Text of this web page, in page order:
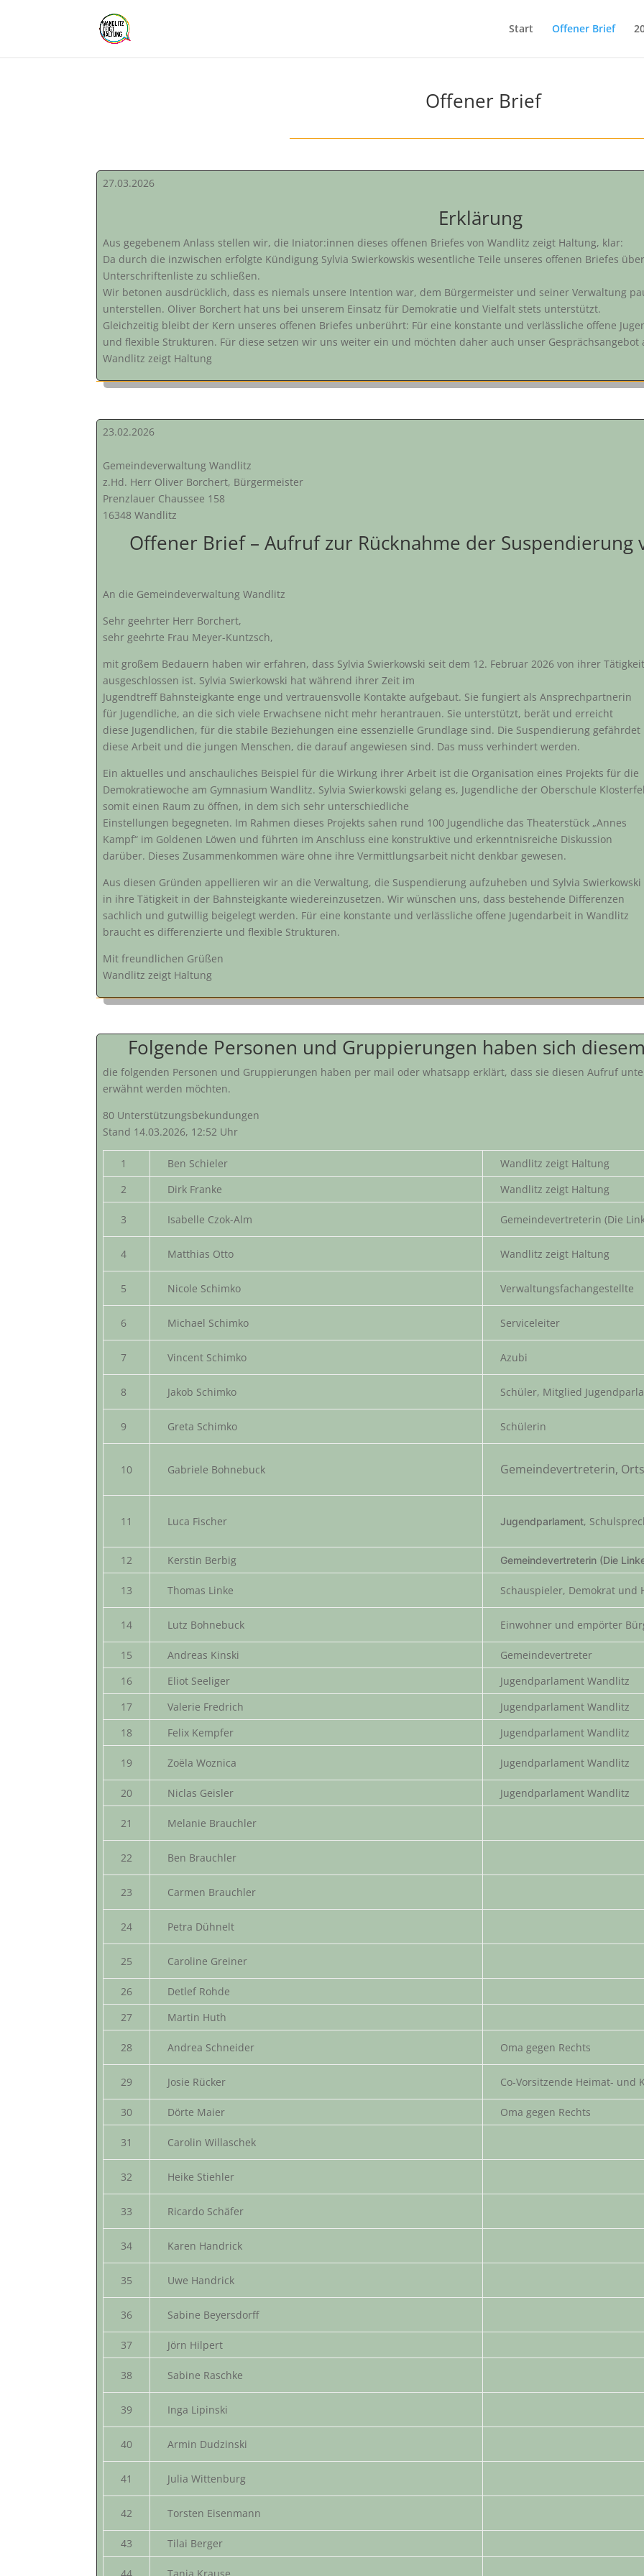
Start Offener Brief
Offener Brief
27.03.2026
Erklärung
Aus gegebenem Anlass stellen wir, die Iniator:innen dieses offenen Briefes von Wandlitz zeigt Haltung, klar:
Da durch die inzwischen erfolgte Kündigung Sylvia Swierkowskis wesentliche Teile unseres offenen Briefes
Unterschriftenliste zu schließen.
Wir betonen ausdrücklich, dass es niemals unsere Intention war, dem Bürgermeister und seiner Verwaltung
unterstellen. Oliver Borchert hat uns bei unserem Einsatz für Demokratie und Vielfalt stets unterstützt.
Gleichzeitig bleibt der Kern unseres offenen Briefes unberührt: Für eine konstante und verlässliche offene
und flexible Strukturen. Für diese setzen wir uns weiter ein und möchten daher auch unser
Wandlitz zeigt Haltung
23.02.2026
Gemeindeverwaltung Wandlitz
z.Hd. Herr Oliver Borchert, Bürgermeister
Prenzlauer Chaussee 158
16348 Wandlitz
Offener Brief – Aufruf zur Rücknahme der Suspendierung
An die Gemeindeverwaltung Wandlitz
Sehr geehrter Herr Borchert,
sehr geehrte Frau Meyer-Kuntzsch,
mit großem Bedauern haben wir erfahren, dass Sylvia Swierkowski seit dem 12. Februar 2026 von ihrer
ausgeschlossen ist. Sylvia Swierkowski hat während ihrer Zeit im
Jugendtreff Bahnsteigkante enge und vertrauensvolle Kontakte aufgebaut. Sie fungiert als Ansprechpartnerin
für Jugendliche, an die sich viele Erwachsene nicht mehr herantrauen. Sie unterstützt, berät und erreicht
diese Jugendlichen, für die stabile Beziehungen eine essenzielle Grundlage sind. Die Suspendierung gefährdet
diese Arbeit und die jungen Menschen, die darauf angewiesen sind. Das muss verhindert werden.
Ein aktuelles und anschauliches Beispiel für die Wirkung ihrer Arbeit ist die Organisation eines Projekts für die
Demokratiewoche am Gymnasium Wandlitz. Sylvia Swierkowski gelang es, Jugendliche der Oberschule
somit einen Raum zu öffnen, in dem sich sehr unterschiedliche
Einstellungen begegneten. Im Rahmen dieses Projekts sahen rund 100 Jugendliche das Theaterstück „Annes
Kampf“ im Goldenen Löwen und führten im Anschluss eine konstruktive und erkenntnisreiche Diskussion
darüber. Dieses Zusammenkommen wäre ohne ihre Vermittlungsarbeit nicht denkbar gewesen.
Aus diesen Gründen appellieren wir an die Verwaltung, die Suspendierung aufzuheben und Sylvia Swierkowski
in ihre Tätigkeit in der Bahnsteigkante wiedereinzusetzen. Wir wünschen uns, dass bestehende Differenzen
sachlich und gutwillig beigelegt werden. Für eine konstante und verlässliche offene Jugendarbeit in Wandlitz
braucht es differenzierte und flexible Strukturen.
Mit freundlichen Grüßen
Wandlitz zeigt Haltung
Folgende Personen und Gruppierungen haben sich
die folgenden Personen und Gruppierungen haben per mail oder whatsapp erklärt, dass sie diesen Aufruf
erwähnt werden möchten.
80 Unterstützungsbekundungen
Stand 14.03.2026, 12:52 Uhr
1 Ben Schieler
Wandlitz zeigt Haltung
2
Dirk Franke Wandlitz zeigt Haltung
3 Isabelle Czok-Alm Gemeindevertreterin (Die
4 Matthias Otto Wandlitz zeigt Haltung
5 Nicole Schimko Verwaltungsfachangestellte
6 Michael Schimko Serviceleiter
7 Vincent Schimko Azubi
8 Jakob Schimko Schüler, Mitglied
9 Greta Schimko Schülerin
10 Gabriele Bohnebuck Gemeindevertreterin,
11 Luca Fischer Jugendparlament,
12 Kerstin Berbig Gemeindevertreterin (Die
13 Thomas Linke Schauspieler, Demokrat und
14 Lutz Bohnebuck Einwohner und empörter
15 Andreas Kinski
Gemeindevertreter
16
Eliot Seeliger
Jugendparlament Wandlitz
17
Valerie Fredrich
Jugendparlament Wandlitz
18
Felix Kempfer Jugendparlament Wandlitz
19 Zoëla Woznica Jugendparlament Wandlitz
20 Niclas Geisler Jugendparlament Wandlitz
21 Melanie Brauchler
22 Ben Brauchler
23 Carmen Brauchler
24 Petra Dühnelt
25 Caroline Greiner
26
Detlef Rohde
27
Martin Huth
28 Andrea Schneider Oma gegen Rechts
29 Josie Rücker Co-Vorsitzende Heimat- und
30 Dörte Maier Oma gegen Rechts
31 Carolin Willaschek
32 Heike Stiehler
33 Ricardo Schäfer
34 Karen Handrick
35 Uwe Handrick
36 Sabine Beyersdorff
37 Jörn Hilpert
38 Sabine Raschke
39 Inga Lipinski
40 Armin Dudzinski
41 Julia Wittenburg
42 Torsten Eisenmann
43 Tilai Berger
44 Tanja Krause